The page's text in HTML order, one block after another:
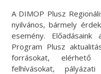
A DIMOP Plusz
nyilvános, bármely
esemény.
Program Plusz
forrásokat,
felhívásokat,